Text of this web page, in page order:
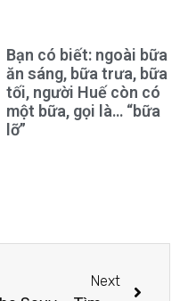
Bạn có biết: ngoài bữa
ăn sáng, bữa trưa, bữa
tối, người Huế còn có
một bữa, gọi là… “bữa
lỡ”
Next